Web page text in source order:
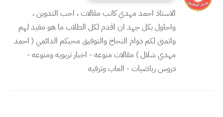
الاستاذ احمد مهدي كاتب مقالات ، احب التدوين ،
واحاول بكل جهد ان اقدم لكل الطلاب ما هو مفيد لهم
واتمنى لكم دوام النجاح والتوفيق محبكم الدائمي ( احمد
مهدي شلال ) مقالات منوعه - اخبار تربويه ومنوعه -
دروس رياضيات - العاب وترفيه